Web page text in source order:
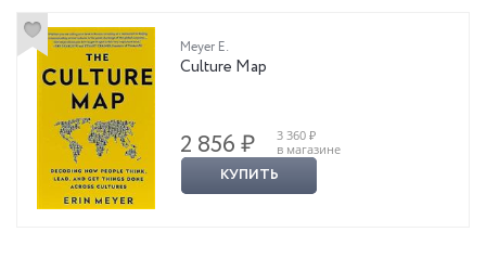
Meyer E.
Culture Map
2 856 ₽
3 360 ₽
в магазине
КУПИТЬ